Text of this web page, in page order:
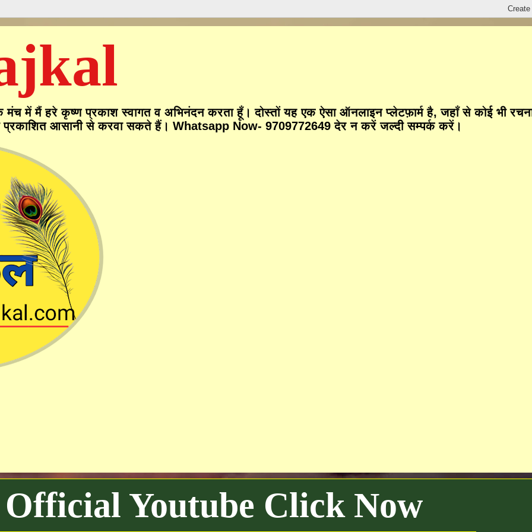
में मैं हरे कृष्ण प्रकाश स्वागत व अभिनंदन करता हूँ। दोस्तों यह एक ऐसा ऑनलाइन प्लेटफ़ार्म है, जहाँ से कोई भी
प्रकाशित आसानी से करवा सकते हैं। Whatsapp Now- 9709772649 देर न करें जल्दी सम्पर्क करें।
Official Youtube Click Now